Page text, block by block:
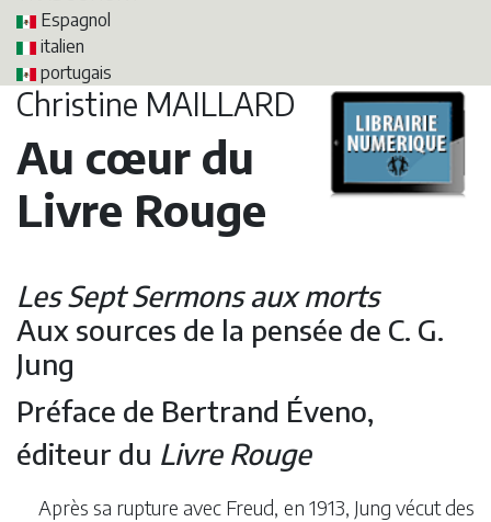
Espagnol
italien
portugais
Christine MAILLARD
Au cœur du
Livre Rouge
Les Sept Sermons aux morts
Aux sources de la pensée de C. G.
Jung
Préface de Bertrand Éveno,
éditeur du Livre Rouge
Après sa rupture avec Freud, en 1913, Jung vécut des